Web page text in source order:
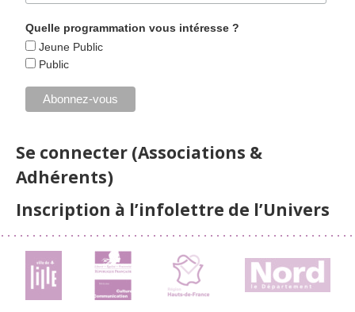
Quelle programmation vous intéresse ?
Jeune Public
Public
Se connecter (Associations &
Adhérents)
Inscription à l’infolettre de l’Univers